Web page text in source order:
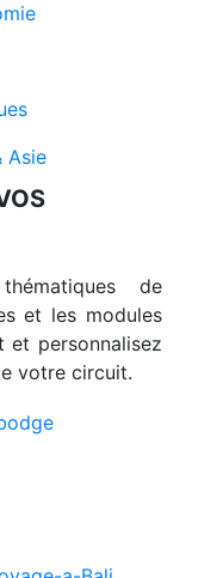
Asie
de
et les modules
et personnalisez
votre circuit.